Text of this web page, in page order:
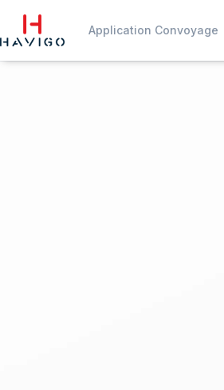
Application Convoyage